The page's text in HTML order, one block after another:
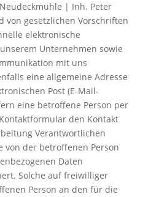
| Inh. Peter
von gesetzlichen Vorschriften
elektronische
Unternehmen sowie
mit uns
eine allgemeine Adresse
Post (E-Mail-
eine betroffene Person per
den Kontakt
Verantwortlichen
von der betroffenen Person
Daten
Solche auf freiwilliger
Person an den für die